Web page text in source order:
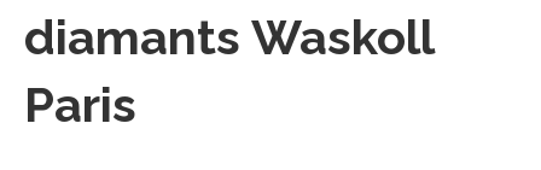
diamants Waskoll
Paris